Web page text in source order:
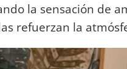
la sensación de
refuerzan la